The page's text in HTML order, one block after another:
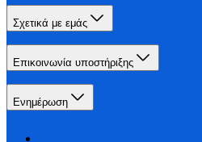
Σχετικά με εμάς
Επικοινωνία υποστήριξης
Ενημέρωση